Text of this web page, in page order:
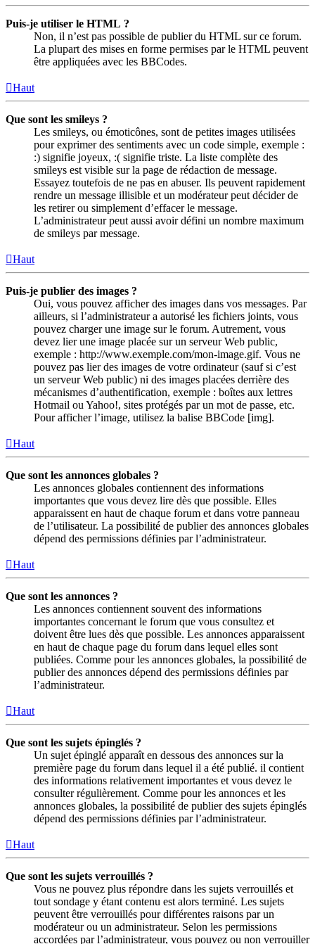
Puis-je utiliser le HTML ?
Non, il n’est pas possible de publier du HTML sur ce forum.
La plupart des mises en forme permises par le HTML peuvent
être appliquées avec les BBCodes.
Haut
Que sont les smileys ?
Les smileys, ou émoticônes, sont de petites images utilisées
pour exprimer des sentiments avec un code simple, exemple :
:) signifie joyeux, :( signifie triste. La liste complète des
smileys est visible sur la page de rédaction de message.
Essayez toutefois de ne pas en abuser. Ils peuvent rapidement
rendre un message illisible et un modérateur peut décider de
les retirer ou simplement d’effacer le message.
L’administrateur peut aussi avoir défini un nombre maximum
de smileys par message.
Haut
Puis-je publier des images ?
Oui, vous pouvez afficher des images dans vos messages. Par
ailleurs, si l’administrateur a autorisé les fichiers joints, vous
pouvez charger une image sur le forum. Autrement, vous
devez lier une image placée sur un serveur Web public,
exemple : http://www.exemple.com/mon-image.gif. Vous ne
pouvez pas lier des images de votre ordinateur (sauf si c’est
un serveur Web public) ni des images placées derrière des
mécanismes d’authentification, exemple : boîtes aux lettres
Hotmail ou Yahoo!, sites protégés par un mot de passe, etc.
Pour afficher l’image, utilisez la balise BBCode [img].
Haut
Que sont les annonces globales ?
Les annonces globales contiennent des informations
importantes que vous devez lire dès que possible. Elles
apparaissent en haut de chaque forum et dans votre panneau
de l’utilisateur. La possibilité de publier des annonces globales
dépend des permissions définies par l’administrateur.
Haut
Que sont les annonces ?
Les annonces contiennent souvent des informations
importantes concernant le forum que vous consultez et
doivent être lues dès que possible. Les annonces apparaissent
en haut de chaque page du forum dans lequel elles sont
publiées. Comme pour les annonces globales, la possibilité de
publier des annonces dépend des permissions définies par
l’administrateur.
Haut
Que sont les sujets épinglés ?
Un sujet épinglé apparaît en dessous des annonces sur la
première page du forum dans lequel il a été publié. il contient
des informations relativement importantes et vous devez le
consulter régulièrement. Comme pour les annonces et les
annonces globales, la possibilité de publier des sujets épinglés
dépend des permissions définies par l’administrateur.
Haut
Que sont les sujets verrouillés ?
Vous ne pouvez plus répondre dans les sujets verrouillés et
tout sondage y étant contenu est alors terminé. Les sujets
peuvent être verrouillés pour différentes raisons par un
modérateur ou un administrateur. Selon les permissions
accordées par l’administrateur, vous pouvez ou non verrouiller